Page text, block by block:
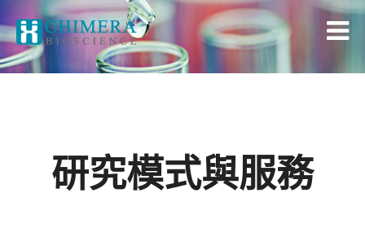
研究模式與服務